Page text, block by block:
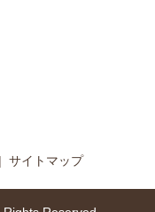
サイトマップ